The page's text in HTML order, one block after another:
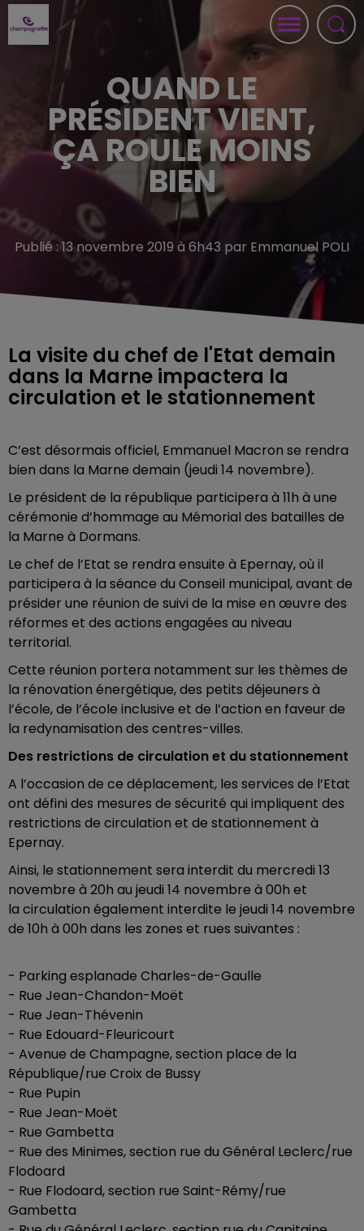
QUAND LE
PRÉSIDENT VIENT,
ÇA ROULE MOINS
BIEN
Publié : 13 novembre 2019 à 6h43 par Emmanuel POLI
La visite du chef de l'Etat demain
dans la Marne impactera la
circulation et le stationnement
C’est désormais officiel, Emmanuel Macron se rendra
bien dans la Marne demain (jeudi 14 novembre).
Le président de la république participera à 11h à une
cérémonie d’hommage au Mémorial des batailles de
la Marne à Dormans.
Le chef de l’Etat se rendra ensuite à Epernay, où il
participera à la séance du Conseil municipal, avant de
présider une réunion de suivi de la mise en œuvre des
réformes et des actions engagées au niveau
territorial.
Cette réunion portera notamment sur les thèmes de
la rénovation énergétique, des petits déjeuners à
l’école, de l’école inclusive et de l’action en faveur de
la redynamisation des centres-villes.
Des restrictions de circulation et du stationnement
A l’occasion de ce déplacement, les services de l’Etat
ont défini des mesures de sécurité qui impliquent des
restrictions de circulation et de stationnement à
Epernay.
Ainsi, le stationnement sera interdit du mercredi 13
novembre à 20h au jeudi 14 novembre à 00h et
la circulation également interdite le jeudi 14 novembre
de 10h à 00h dans les zones et rues suivantes :
- Parking esplanade Charles-de-Gaulle
- Rue Jean-Chandon-Moët
- Rue Jean-Thévenin
- Rue Edouard-Fleuricourt
- Avenue de Champagne, section place de la
République/rue Croix de Bussy
- Rue Pupin
- Rue Jean-Moët
- Rue Gambetta
- Rue des Minimes, section rue du Général Leclerc/rue
Flodoard
- Rue Flodoard, section rue Saint-Rémy/rue
Gambetta